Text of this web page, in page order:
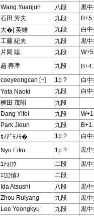
Wang Yuanjun 八段
黒
石田 芳夫 九段
大�| 英雄 九段
白
工藤 紀夫 九段
黒
片岡 聡 九段
趙 善津 九段
coeyeongcan [~] 1p ?
白
Yata Naoki 九段
白
横田 茂昭
九段
Dang Yifei 九段
Park Jieun 九段
ｶﾉｱﾟﾓﾉﾓ� 1p ?
白
Nyu Eiko 1p ?
黒
ﾕﾅﾈﾜ 二段
黒
ｴ憘ｽ
二段
Ida Atsushi 八段
黒
Zhou Ruiyang 九段
黒
Lee Yeongkyu 九段
黒